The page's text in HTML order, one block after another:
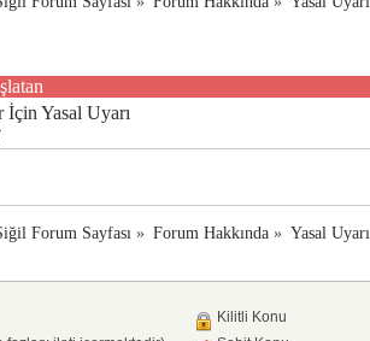
İçin Yasal Uyarı
Forum Sayfası » Forum Hakkında » Yasal Uyarı
Kilitli Konu